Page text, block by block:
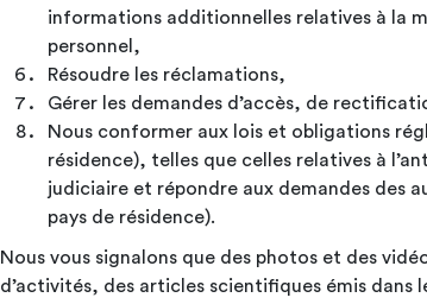
informations additionnelles relatives à la
personnel,
Résoudre les réclamations,
Gérer les demandes d’accès, de
Nous conformer aux lois et obligations
résidence), telles que celles relatives à
judiciaire et répondre aux demandes des
pays de résidence).
Nous vous signalons que des photos et des
d’activités, des articles scientifiques émis